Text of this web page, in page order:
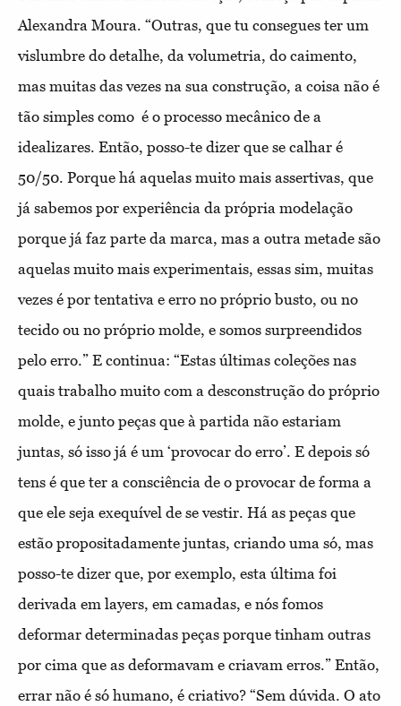
Alexandra Moura. “Outras, que tu consegues ter um
vislumbre do detalhe, da volumetria, do caimento,
mas muitas das vezes na sua construção, a coisa não é
tão simples como é o processo mecânico de a
idealizares. Então, posso-te dizer que se calhar é
50/50. Porque há aquelas muito mais assertivas, que
já sabemos por experiência da própria modelação
porque já faz parte da marca, mas a outra metade são
aquelas muito mais experimentais, essas sim, muitas
vezes é por tentativa e erro no próprio busto, ou no
tecido ou no próprio molde, e somos surpreendidos
pelo erro.” E continua: “Estas últimas coleções nas
quais trabalho muito com a desconstrução do próprio
molde, e junto peças que à partida não estariam
juntas, só isso já é um ‘provocar do erro’. E depois só
tens é que ter a consciência de o provocar de forma a
que ele seja exequível de se vestir. Há as peças que
estão propositadamente juntas, criando uma só, mas
posso-te dizer que, por exemplo, esta última foi
derivada em layers, em camadas, e nós fomos
deformar determinadas peças porque tinham outras
por cima que as deformavam e criavam erros.” Então,
errar não é só humano, é criativo? “Sem dúvida. O ato